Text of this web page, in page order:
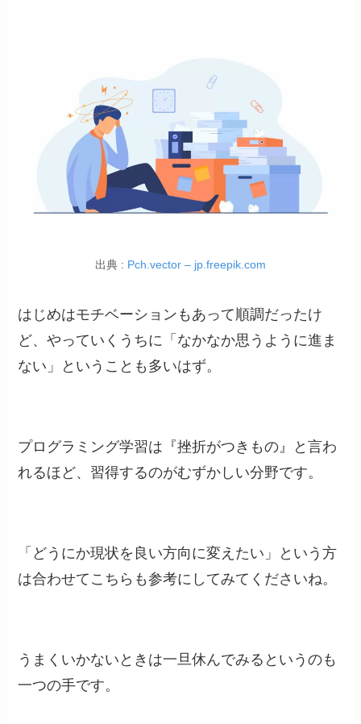
出典 : Pch.vector – jp.freepik.com
はじめはモチベーションもあって順調だったけ
ど、やっていくうちに「なかなか思うように進ま
ない」ということも多いはず。
プログラミング学習は『挫折がつきもの』と言わ
れるほど、習得するのがむずかしい分野です。
「どうにか現状を良い方向に変えたい」という方
は合わせてこちらも参考にしてみてくださいね。
うまくいかないときは一旦休んでみるというのも
一つの手です。